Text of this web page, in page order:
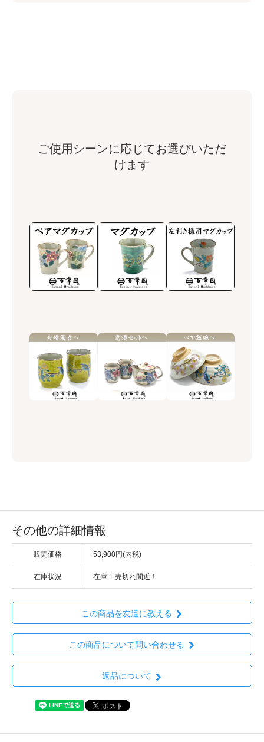
ご使用シーンに応じてお選びいただ
けます
その他の詳細情報
販売価格 53,900円(内税)
在庫状況 在庫 1 売切れ間近！
この商品を友達に教える
この商品について問い合わせる
返品について